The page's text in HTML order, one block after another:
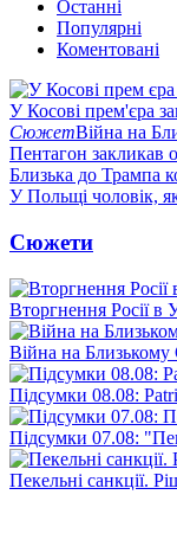
Останні
Популярні
Коментовані
У Косові прем'єра
СюжетВійна на
Пентагон закликав
Близька до Трампа
У Польщі чоловік,
Сюжети
Вторгнення Росії в
Війна на
Підсумки 08.08:
Підсумки 07.08:
Пекельні санкції.